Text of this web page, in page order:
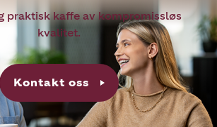
praktisk kaffe av kompromissløs
kvalitet.
Kontakt oss